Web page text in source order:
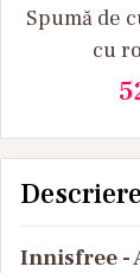
Spumă de
cu
Descriere
Innisfree -